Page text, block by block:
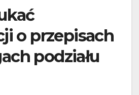
o przepisach
podziału